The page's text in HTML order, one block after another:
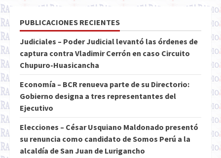
PUBLICACIONES RECIENTES
Judiciales – Poder Judicial levantó las órdenes de
captura contra Vladimir Cerrón en caso Circuito
Chupuro-Huasicancha
Economía – BCR renueva parte de su Directorio:
Gobierno designa a tres representantes del
Ejecutivo
Elecciones – César Usquiano Maldonado presentó
su renuncia como candidato de Somos Perú a la
alcaldía de San Juan de Lurigancho